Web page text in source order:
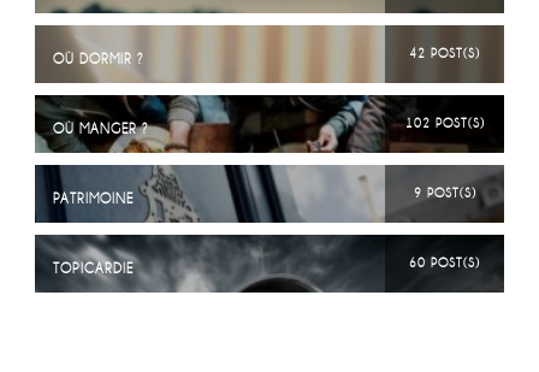
OÙ DORMIR ? 42 POST(S)
OÙ MANGER ? 102 POST(S)
PATRIMOINE 9 POST(S)
TOPICARDIE 60 POST(S)